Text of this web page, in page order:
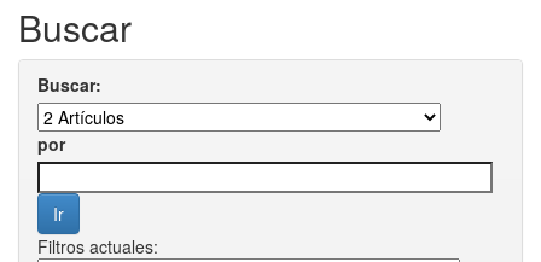
Buscar
Buscar:
por
Filtros actuales: